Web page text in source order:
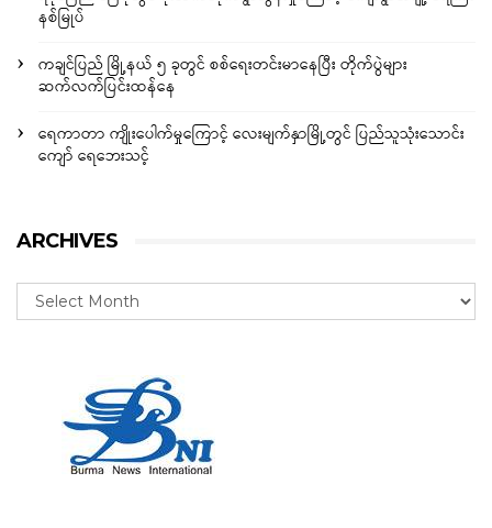
နစ်မြုပ်
ကချင်ပြည် မြို့နယ် ၅ ခုတွင် စစ်ရေးတင်းမာနေပြီး တိုက်ပွဲများ
ဆက်လက်ပြင်းထန်နေ
ရေကာတာ ကျိုးပေါက်မှုကြောင့် လေးမျက်နှာမြို့တွင် ပြည်သူသုံးသောင်း
ကျော် ရေဘေးသင့်
ARCHIVES